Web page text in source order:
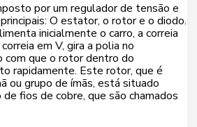
por um regulador de tensão e
O estator, o rotor e o diodo.
inicialmente o carro, a correia
em V, gira a polia no
com que o rotor dentro do
rapidamente. Este rotor, que é
ou grupo de ímãs, está situado
fios de cobre, que são chamados